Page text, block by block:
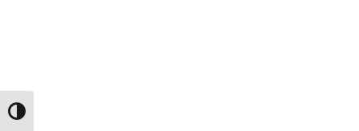
Toggle High Contrast